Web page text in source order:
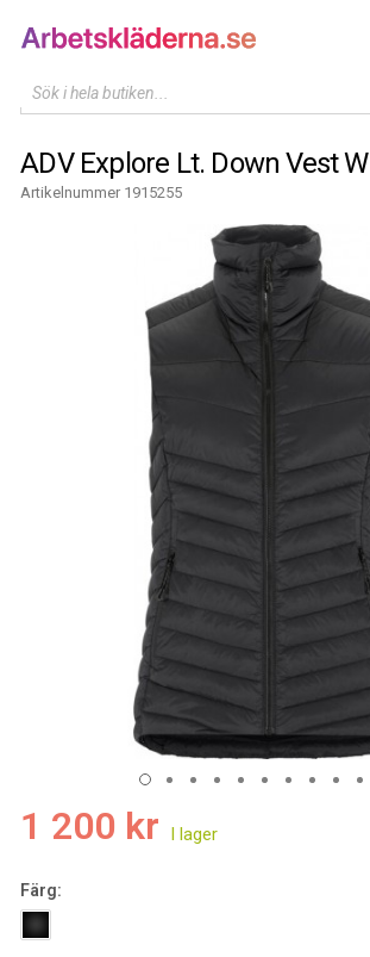
Sök i hela butiken...
ADV Explore Lt. Down Vest W
Artikelnummer 1915255
1 200 kr
Färg: